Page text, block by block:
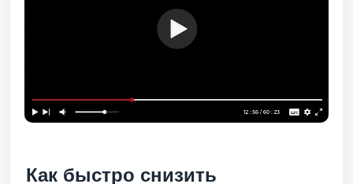
Как быстро снизить